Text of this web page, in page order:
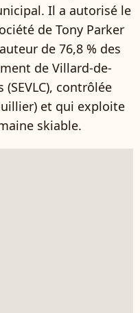
Il a autorisé le
de Tony Parker
de 76,8 % des
de Villard-de-
contrôlée
et qui exploite
skiable.